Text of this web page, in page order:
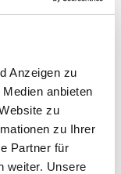
Anzeigen zu
anbieten
zu
zu Ihrer
Partner für
weiter. Unsere